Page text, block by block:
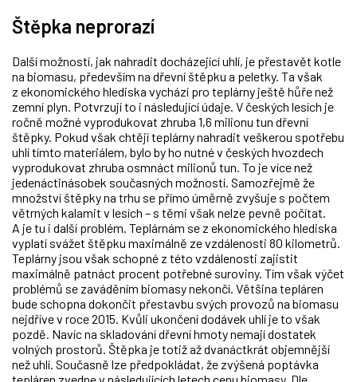
Štěpka neprorazí
Další možností, jak nahradit docházející uhlí, je přestavět kotle
na biomasu, především na dřevní štěpku a peletky. Ta však
z ekonomického hlediska vychází pro teplárny ještě hůře než
zemní plyn. Potvrzují to i následující údaje. V českých lesích je
ročně možné vyprodukovat zhruba 1,6 milionu tun dřevní
štěpky. Pokud však chtějí teplárny nahradit veškerou spotřebu
uhlí tímto materiálem, bylo by ho nutné v českých hvozdech
vyprodukovat zhruba osmnáct milionů tun. To je více než
jedenáctinásobek současných možností. Samozřejmě že
množství štěpky na trhu se přímo úměrně zvyšuje s počtem
větrných kalamit v lesích – s těmi však nelze pevně počítat.
A je tu i další problém. Teplárnám se z ekonomického hlediska
vyplatí svážet štěpku maximálně ze vzdálenosti 80 kilometrů.
Teplárny jsou však schopné z této vzdálenosti zajistit
maximálně patnáct procent potřebné suroviny. Tím však výčet
problémů se zaváděním biomasy nekončí. Většina tepláren
bude schopna dokončit přestavbu svých provozů na biomasu
nejdříve v roce 2015. Kvůli ukončení dodávek uhlí je to však
pozdě. Navíc na skladování dřevní hmoty nemají dostatek
volných prostorů. Štěpka je totiž až dvanáctkrát objemnější
než uhlí. Současně lze předpokládat, že zvýšená poptávka